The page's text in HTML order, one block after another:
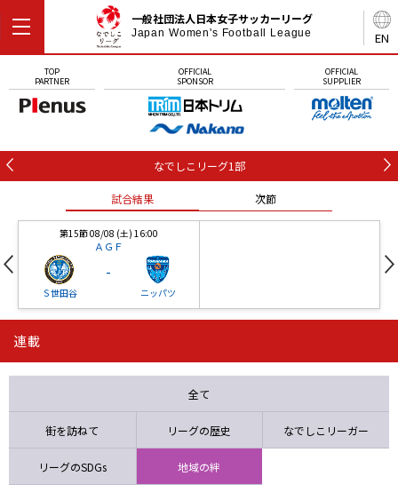
EN
一般社団法人日本女子サッカーリーグ
Japan Women's Football League
TOP
PARTNER
OFFICIAL
SPONSOR
OFFICIAL
SUPPLIER
なでしこリーグ1部
試合結果 次節
第15節 08/08 (土) 16:00
ＡＧＦ
Ｓ世田谷
-
ニッパツ
ニッパツ 石人の星
連載
全て
街を訪ねて リーグの歴史 なでしこリーガー
リーグのSDGs 地域の絆